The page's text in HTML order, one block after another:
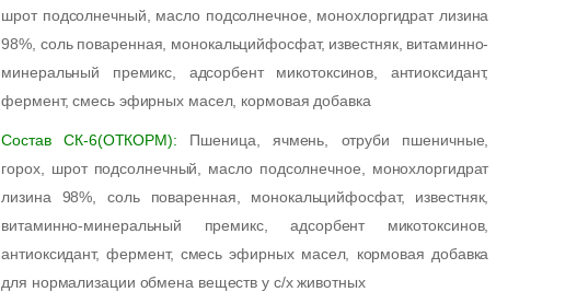
шрот подсолнечный, масло подсолнечное, монохлоргидрат лизина
98%, соль поваренная, монокальцийфосфат, известняк, витаминно-
минеральный премикс, адсорбент микотоксинов, антиоксидант,
фермент, смесь эфирных масел, кормовая добавка
Состав СК-6(ОТКОРМ): Пшеница, ячмень, отруби пшеничные,
горох, шрот подсолнечный, масло подсолнечное, монохлоргидрат
лизина 98%, соль поваренная, монокальцийфосфат, известняк,
витаминно-минеральный премикс, адсорбент микотоксинов,
антиоксидант, фермент, смесь эфирных масел, кормовая добавка
для нормализации обмена веществ у с/х животных